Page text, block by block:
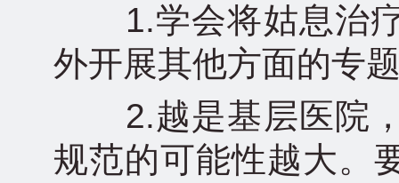
1.学会将姑息治疗
外开展其他方面的专
2.越是基层医院，
规范的可能性越大。